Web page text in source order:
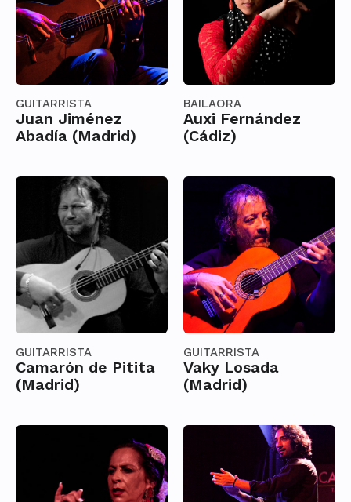
GUITARRISTA
Juan Jiménez
Abadía (Madrid)
BAILAORA
Auxi Fernández
(Cádiz)
GUITARRISTA
Camarón de Pitita
(Madrid)
GUITARRISTA
Vaky Losada
(Madrid)